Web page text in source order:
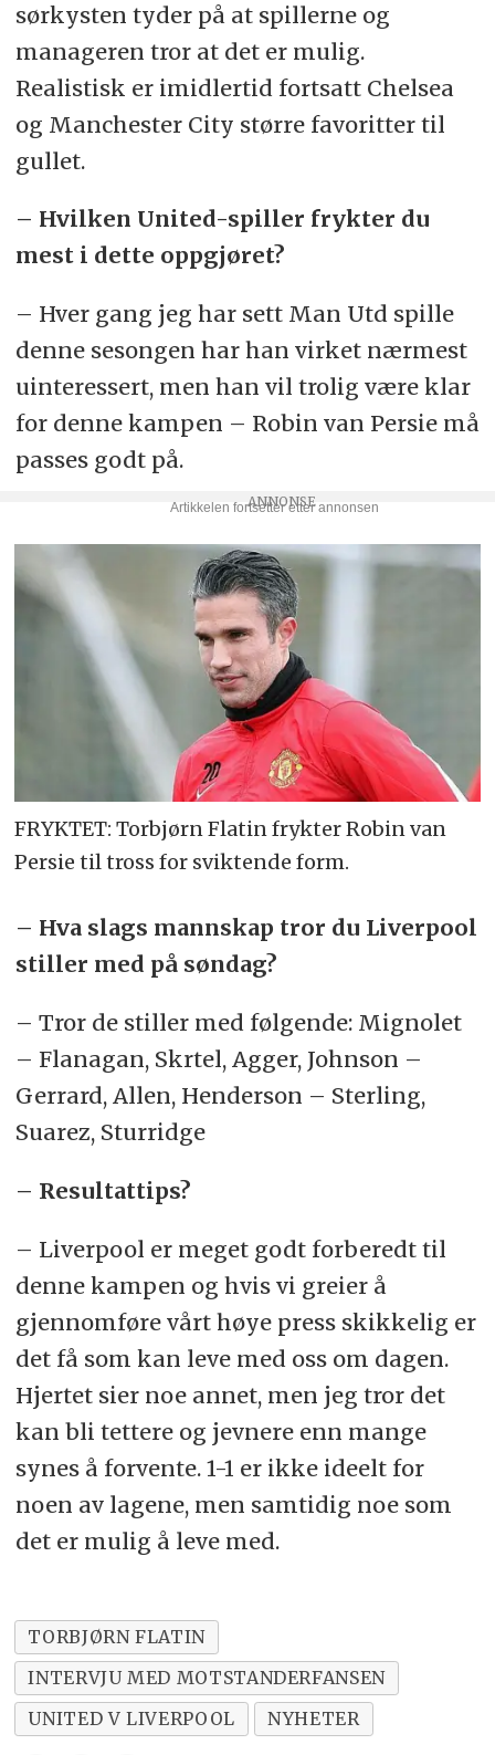
sørkysten tyder på at spillerne og
manageren tror at det er mulig.
Realistisk er imidlertid fortsatt Chelsea
og Manchester City større favoritter til
gullet.
– Hvilken United-spiller frykter du
mest i dette oppgjøret?
– Hver gang jeg har sett Man Utd spille
denne sesongen har han virket nærmest
uinteressert, men han vil trolig være klar
for denne kampen – Robin van Persie må
passes godt på.
FRYKTET: Torbjørn Flatin frykter Robin van
Persie til tross for sviktende form.
– Hva slags mannskap tror du Liverpool
stiller med på søndag?
– Tror de stiller med følgende: Mignolet
– Flanagan, Skrtel, Agger, Johnson –
Gerrard, Allen, Henderson – Sterling,
Suarez, Sturridge
– Resultattips?
– Liverpool er meget godt forberedt til
denne kampen og hvis vi greier å
gjennomføre vårt høye press skikkelig er
det få som kan leve med oss om dagen.
Hjertet sier noe annet, men jeg tror det
kan bli tettere og jevnere enn mange
synes å forvente. 1-1 er ikke ideelt for
noen av lagene, men samtidig noe som
det er mulig å leve med.
TORBJØRN FLATIN
INTERVJU MED MOTSTANDERFANSEN
UNITED V LIVERPOOL
NYHETER